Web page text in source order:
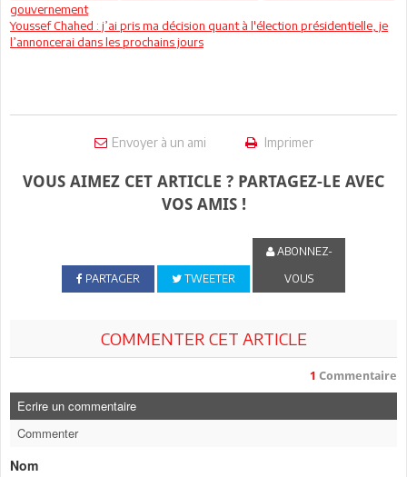
gouvernement
Youssef Chahed : j’ai pris ma décision quant à l'élection présidentielle, je
l’annoncerai dans les prochains jours
Envoyer à un ami Imprimer
VOUS AIMEZ CET ARTICLE ? PARTAGEZ-LE AVEC
VOS AMIS !
PARTAGER TWEETER
ABONNEZ-
VOUS
COMMENTER CET ARTICLE
1 Commentaire
Ecrire un commentaire
Commenter
Nom